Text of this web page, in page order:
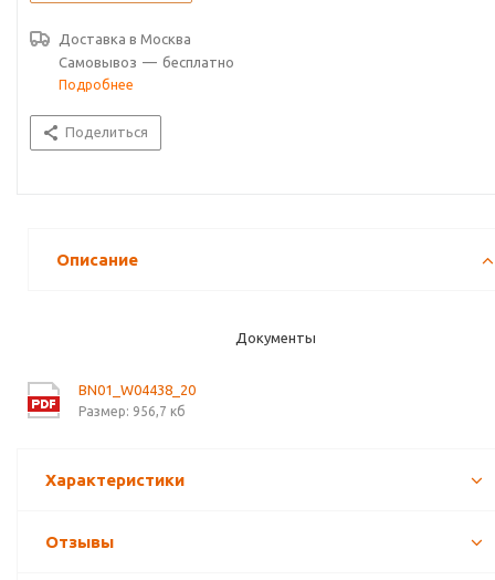
Доставка в Москва
Самовывоз — бесплатно
Подробнее
Поделиться
Описание
Документы
BN01_W04438_20
Размер: 956,7 кб
Характеристики
Отзывы